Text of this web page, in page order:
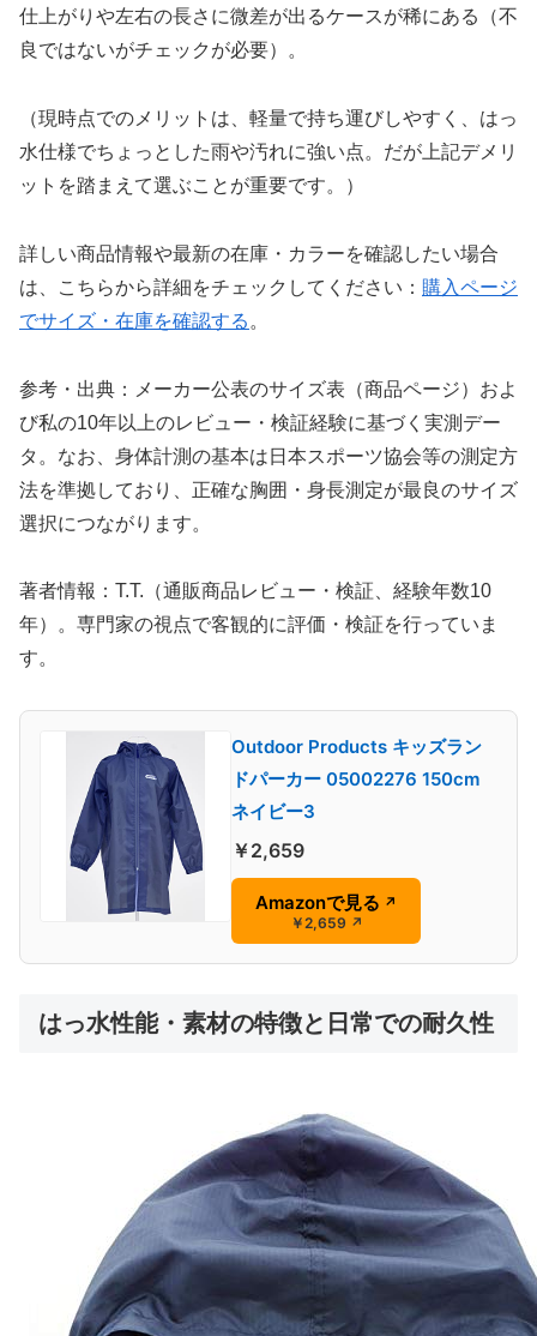
仕上がりや左右の長さに微差が出るケースが稀にある（不
良ではないがチェックが必要）。
（現時点でのメリットは、軽量で持ち運びしやすく、はっ
水仕様でちょっとした雨や汚れに強い点。だが上記デメリ
ットを踏まえて選ぶことが重要です。）
詳しい商品情報や最新の在庫・カラーを確認したい場合
は、こちらから詳細をチェックしてください： 購入ページ
でサイズ・在庫を確認する 。
参考・出典：メーカー公表のサイズ表（商品ページ）およ
び私の10年以上のレビュー・検証経験に基づく実測デー
タ。なお、身体計測の基本は日本スポーツ協会等の測定方
法を準拠しており、正確な胸囲・身長測定が最良のサイズ
選択につながります。
著者情報：T.T.（通販商品レビュー・検証、経験年数10
年）。専門家の視点で客観的に評価・検証を行っていま
す。
Outdoor Products キッズラン
ドパーカー 05002276 150cm
ネイビー3
￥2,659
Amazonで見る ↗
￥2,659 ↗
はっ水性能・素材の特徴と日常での耐久性